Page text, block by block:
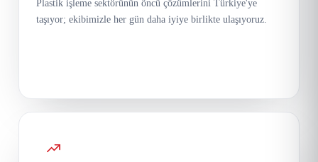
Plastik işleme sektörünün öncü çözümlerini Türkiye'ye
taşıyor; ekibimizle her gün daha iyiye birlikte ulaşıyoruz.